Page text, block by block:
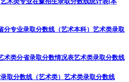
专业录取分数线（艺术本科） 艺术类录取
术类分省录取分数情况表艺术类录取分数线
取分数线（艺术类） 艺术类录取分数线